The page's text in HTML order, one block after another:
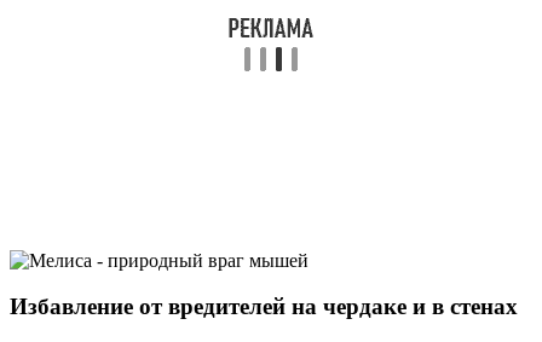
Избавление от вредителей на чердаке и в стенах